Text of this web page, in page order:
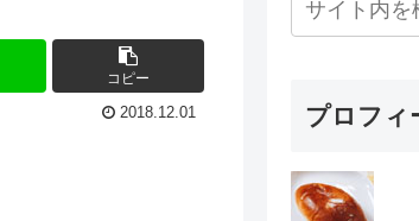
コピー
2018.12.01 プロフィ